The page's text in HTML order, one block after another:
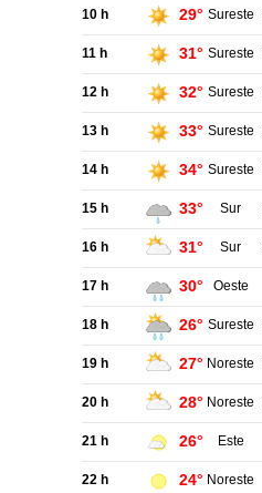
10 h 29° Sureste
11 h 31° Sureste
12 h 32° Sureste
13 h 33° Sureste
14 h 34° Sureste
15 h 33° Sur
16 h 31° Sur
17 h 30° Oeste
18 h 26° Sureste
19 h 27° Noreste
20 h 28° Noreste
21 h 26° Este
22 h 24° Noreste